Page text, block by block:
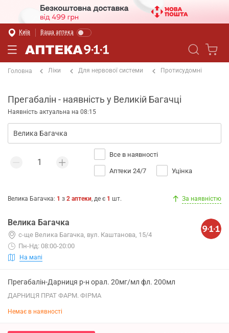
Київ Ваша аптека
Головна Ліки Для нервової системи Протисудомні
Прегабалін - наявність у Великій Багачці
Наявність актуальна на 08:15
Все в наявності
Аптеки 24/7 Уцінка
Велика Багачка: 1 з 2 аптеки, де є 1 шт. За наявністю
Велика Багачка
с-ще Велика Багачка, вул. Каштанова, 15/4
Пн-Нд: 08:00-20:00
На мапі
Прегабалін-Дарниця р-н орал. 20мг/мл фл. 200мл
ДАРНИЦЯ ПРАТ ФАРМ. ФІРМА
Немає в наявності